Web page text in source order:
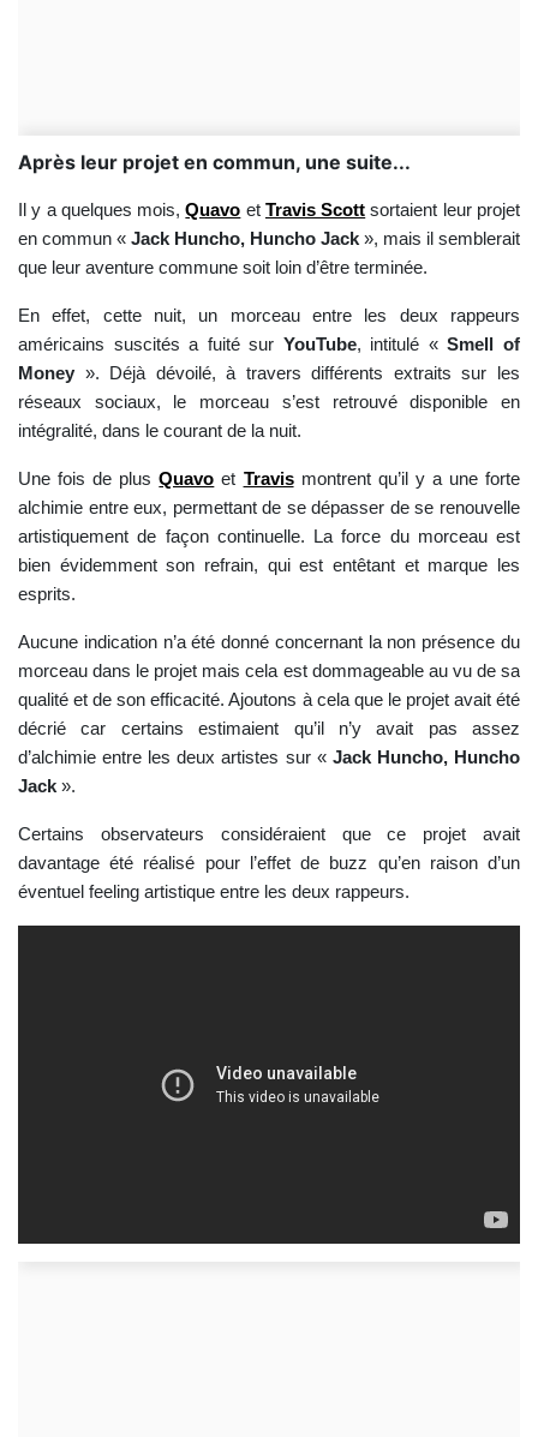
Après leur projet en commun, une suite...
Il y a quelques mois,Quavo et Travis Scott sortaient leur projet
en commun « Jack Huncho, Huncho Jack », mais il semblerait
que leur aventure commune soit loin d’être terminée.
En effet, cette nuit, un morceau entre les deux rappeurs
américains suscités a fuité sur YouTube, intitulé «Smell of
Money ». Déjà dévoilé, à travers différents extraits sur les
réseaux sociaux, le morceau s’est retrouvé disponible en
intégralité, dans le courant de la nuit.
Une fois de plusQuavo et Travis montrent qu’il y a une forte
alchimie entre eux, permettant de se dépasser de se renouvelle
artistiquement de façon continuelle. La force du morceau est
bien évidemment son refrain, qui est entêtant et marque les
esprits.
Aucune indication n’a été donné concernant la non présence du
morceau dans le projet mais cela est dommageable au vu de sa
qualité et de son efficacité. Ajoutons à cela que le projet avait été
décrié car certains estimaient qu’il n’y avait pas assez
d’alchimie entre les deux artistes sur « Jack Huncho, Huncho
Jack ».
Certains observateurs considéraient que ce projet avait
davantage été réalisé pour l’effet de buzz qu’en raison d’un
éventuel feeling artistique entre les deux rappeurs.